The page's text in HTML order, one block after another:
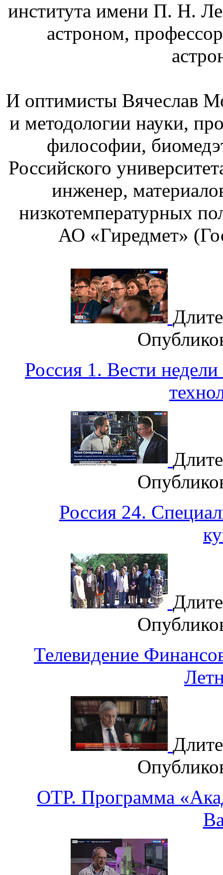
института имени П. Н.
астроном,
И оптимисты Вячеслав
и методологии науки,
философии,
Российского
инженер,
низкотемпературных
АО «Гиредмет»
Россия 1. Вести
Россия 24.
Телевидение
ОТР. Программа